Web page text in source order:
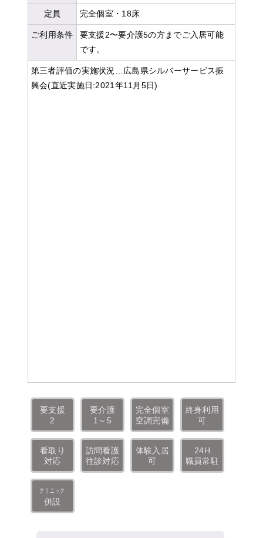
定員 完全個室・18床
ご利用条件
要支援2〜要介護5の方までご入居可能
です。
第三者評価の実施状況…広島県シルバーサービス振
興会(直近実施日:2021年11月5日)
要支援
2
要介護
1～5
完全個室
空調完備
終身利用
可
看取り
対応
訪問看護
往診対応
体験入居
可
24H
職員常駐
クリニック
併設